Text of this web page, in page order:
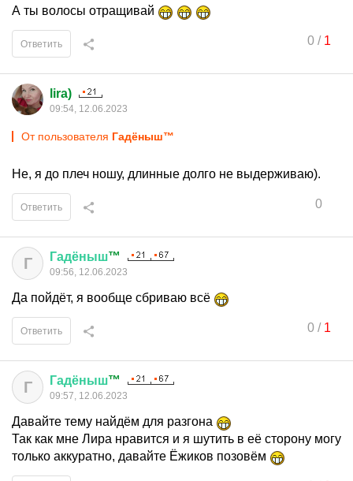
А ты волосы отращивай
0/ 1
Ответить
lira)
09:54, 12.06.2023
От пользователя Гадёныш™
Не, я до плеч ношу, длинные долго не выдерживаю).
0
Ответить
Г Гадёныш™
09:56, 12.06.2023
Да пойдёт, я вообще сбриваю всё
0/ 1
Ответить
Г Гадёныш™
09:57, 12.06.2023
Давайте тему найдём для разгона
Так как мне Лира нравится и я шутить в её сторону могу
только аккуратно, давайте Ёжиков позовём